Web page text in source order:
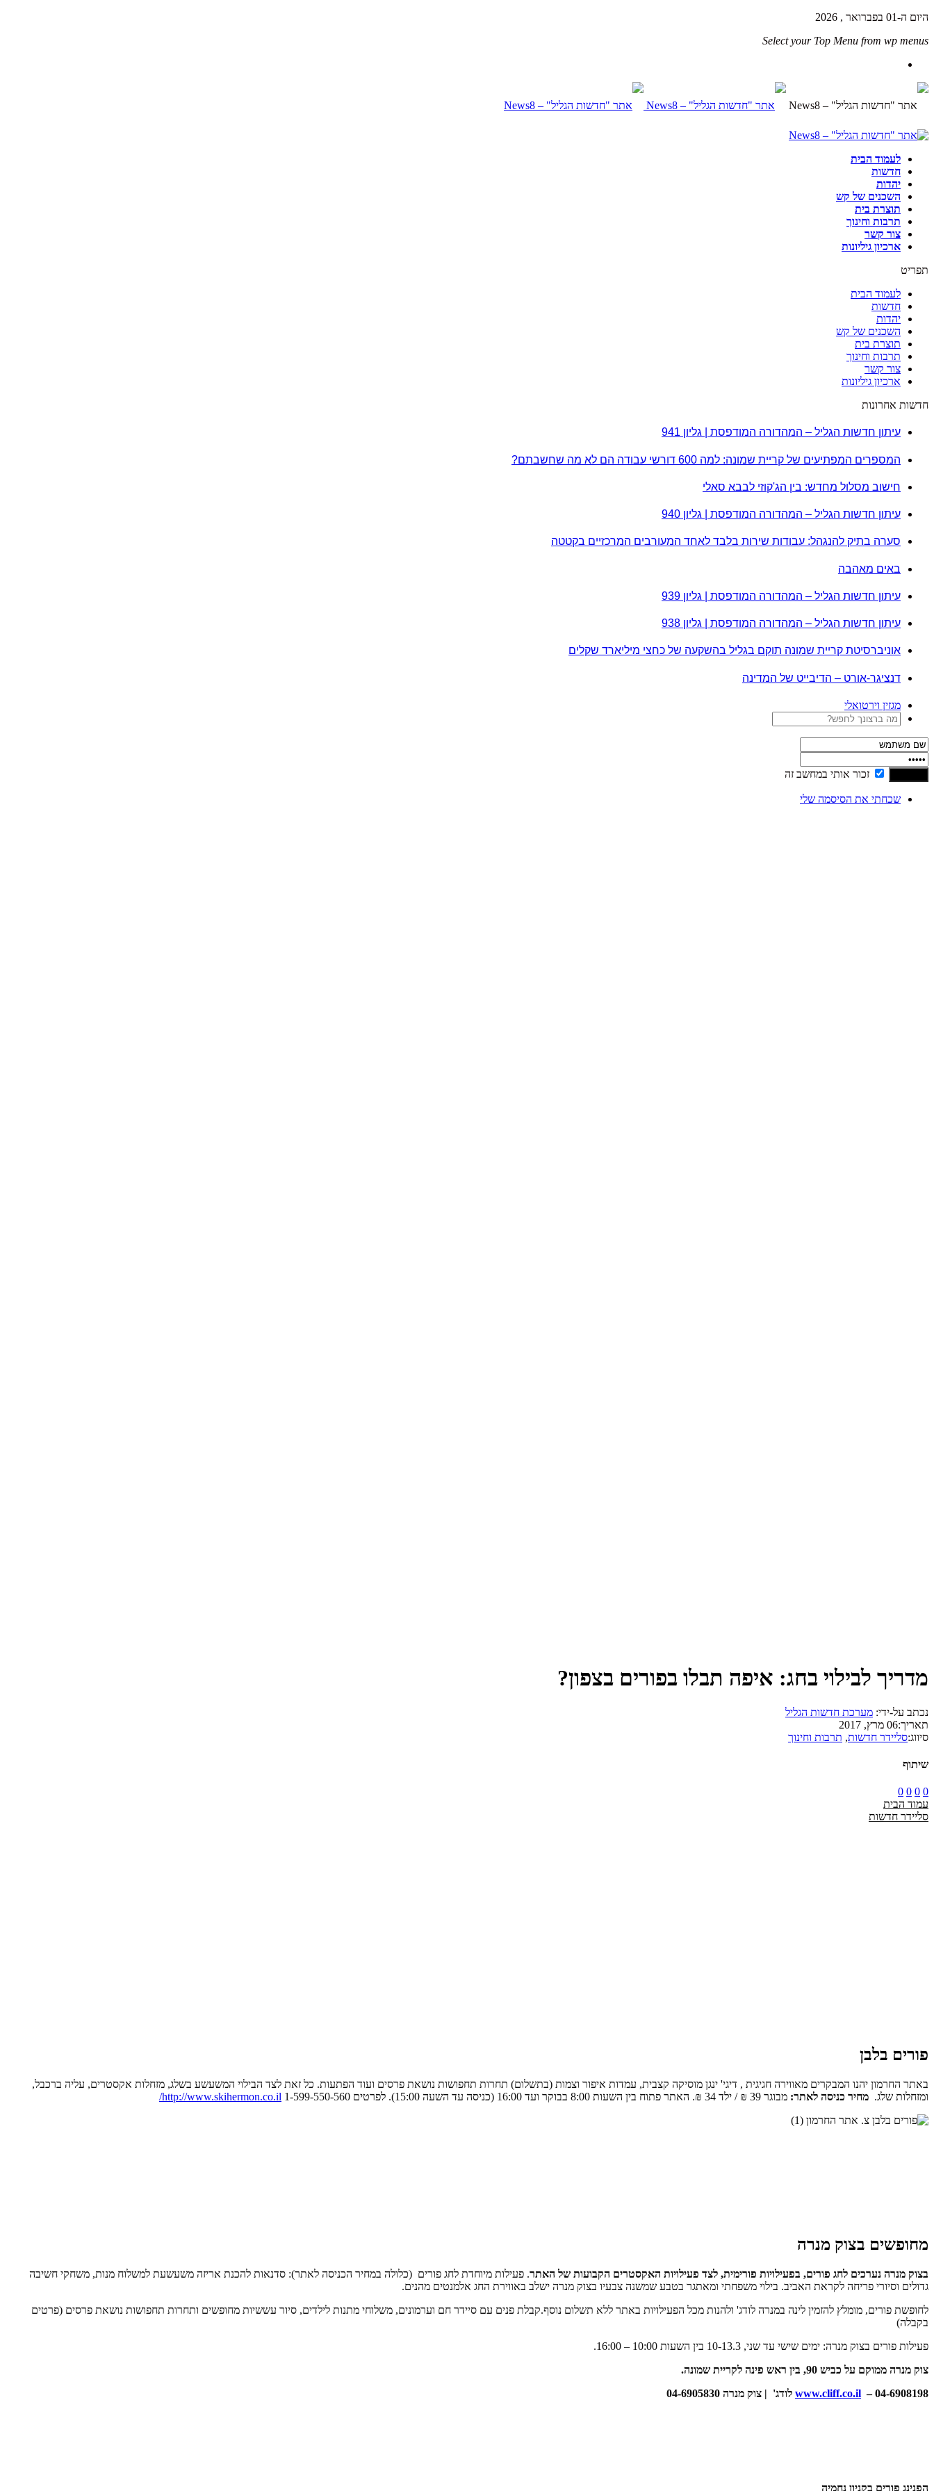
היום ה-01 בפברואר , 2026
Select your Top Menu from wp menus
לעמוד הבית
חדשות
יהדות
השכנים של קש
תוצרת בית
תרבות וחינוך
צור קשר
ארכיון גיליונות
תפריט
לעמוד הבית
חדשות
יהדות
השכנים של קש
תוצרת בית
תרבות וחינוך
צור קשר
ארכיון גיליונות
חדשות אחרונות
עיתון חדשות הגליל – המהדורה המודפסת | גליון 941
המספרים המפתיעים של קריית שמונה: למה 600 דורשי עבודה הם לא מה שחשבתם?
חישוב מסלול מחדש: בין הג'קוזי לבבא סאלי
עיתון חדשות הגליל – המהדורה המודפסת | גליון 940
סערה בתיק להנגהל: עבודות שירות בלבד לאחד המעורבים המרכזיים בקטטה
באים מאהבה
עיתון חדשות הגליל – המהדורה המודפסת | גליון 939
עיתון חדשות הגליל – המהדורה המודפסת | גליון 938
אוניברסיטת קריית שמונה תוקם בגליל בהשקעה של כחצי מיליארד שקלים
דנציגר-אורט – הדיבייט של המדינה
מגזין וירטואלי
זכור אותי במחשב זה
שכחתי את הסיסמה שלי
מדריך לבילוי בחג: איפה תבלו בפורים בצפון?
נכתב על-ידי: מערכת חדשות הגליל
תאריך:06 מרץ, 2017
סיווג:סליידר חדשות, תרבות וחינוך
שיתוף
0
0
0
0
עמוד הבית
סליידר חדשות
פורים בלבן
באתר החרמון יהנו המבקרים מאווירה חגיגית , דיגי' ינגן מוסיקה קצבית, עמדות איפור וצמות (בתשלום) תחרות תחפושות נושאת פרסים ועוד הפתעות. כל זאת לצד הבילוי המשעשע בשלג, מזחלות אקסטרים, עליה ברכבל,
ומזחלות שלג. מחיר כניסה לאתר: מבוגר 39 ₪ / ילד 34 ₪. האתר פתוח בין השעות 8:00 בבוקר ועד 16:00 (כניסה עד השעה 15:00). לפרטים 1-599-550-560 http://www.skihermon.co.il/
מחופשים בצוק מנרה
בצוק מנרה נערכים לחג פורים, בפעילויות פורימית, לצד פעילויות האקסטרים הקבועות של האתר. פעילות מיוחדת לחג פורים (כלולה במחיר הכניסה לאתר): סדנאות להכנת אריזה משעשעת למשלוח מנות, משחקי חשיבה
גדולים וסיורי פריחה לקראת האביב. בילוי משפחתי ומאתגר בטבע שמשנה צבעיו בצוק מנרה ישלב באווירת החג אלמנטים מהנים.
לחופשת פורים, מומלץ להזמין לינה במנרה לודג' ולהנות מכל הפעילויות באתר ללא תשלום נוסף.קבלת פנים עם סיידר חם וערמונים, משלוחי מתנות לילדים, סיור עששיות מחופשים ותחרות תחפושות נושאת פרסים (פרטים
בקבלה)
פעילות פורים בצוק מנרה: ימים שישי עד שני, 10-13.3 בין השעות 10:00 – 16:00.
צוק מנרה ממוקם על כביש 90, בין ראש פינה לקריית שמונה.
www.cliff.co.il –04-6908198 לודג' | צוק מנרה 04-6905830
הפנינג פורים בקניון נחמיה